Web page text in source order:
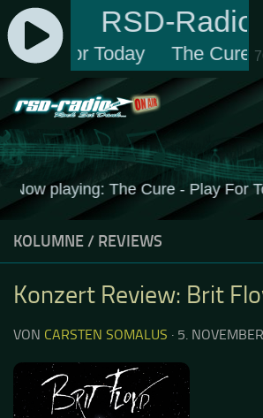
Zum Inhalt springen
KOLUMNE / REVIEWS
Konzert Review: Brit
VON CARSTEN SOMALUS · 5.